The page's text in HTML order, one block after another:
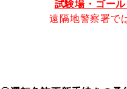
試験場・ゴー
遠隔地警察署で